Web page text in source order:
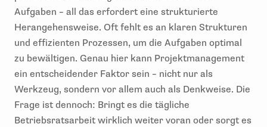
Aufgaben – all das erfordert eine strukturierte
Herangehensweise. Oft fehlt es an klaren Strukturen
und effizienten Prozessen, um die Aufgaben optimal
zu bewältigen. Genau hier kann Projektmanagement
ein entscheidender Faktor sein – nicht nur als
Werkzeug, sondern vor allem auch als Denkweise. Die
Frage ist dennoch: Bringt es die tägliche
Betriebsratsarbeit wirklich weiter voran oder sorgt es